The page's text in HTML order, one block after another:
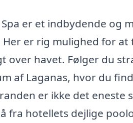
er et indbydende og
er rig mulighed for
over havet. Følger du
af Laganas, hvor du
er ikke det eneste
fra hotellets dejlige